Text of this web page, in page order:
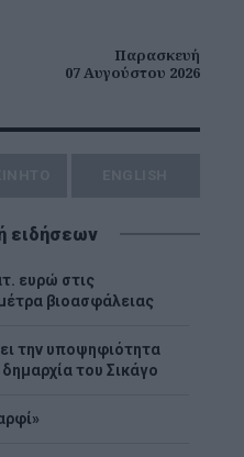
Παρασκευή
07 Αυγούστου 2026
ειδήσεων
ευρώ στις
βιοασφάλειας
την υποψηφιότητα
δημαρχία του Σικάγο